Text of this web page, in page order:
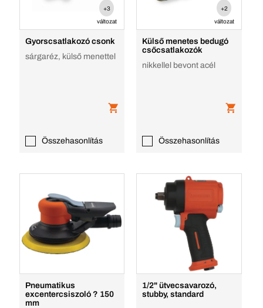
+3
változat
Gyorscsatlakozó csonk
sárgaréz, külső menettel
Összehasonlítás
+2
változat
Külső menetes bedugó
csőcsatlakozók
nikkellel bevont acél
Összehasonlítás
Pneumatikus
excentercsiszoló ? 150
mm
1/2" ütvecsavarozó,
stubby, standard